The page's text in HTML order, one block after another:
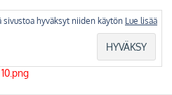
sivustoa hyväksyt niiden käytön Lue lisää